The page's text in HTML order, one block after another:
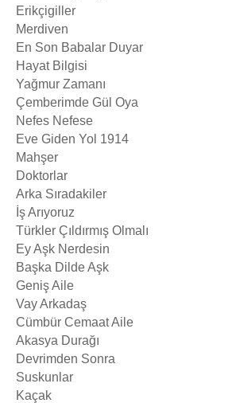
Erikçigiller
Merdiven
En Son Babalar Duyar
Hayat Bilgisi
Yağmur Zamanı
Çemberimde Gül Oya
Nefes Nefese
Eve Giden Yol 1914
Mahşer
Doktorlar
Arka Sıradakiler
İş Arıyoruz
Türkler Çıldırmış Olmalı
Ey Aşk Nerdesin
Başka Dilde Aşk
Geniş Aile
Vay Arkadaş
Cümbür Cemaat Aile
Akasya Durağı
Devrimden Sonra
Suskunlar
Kaçak